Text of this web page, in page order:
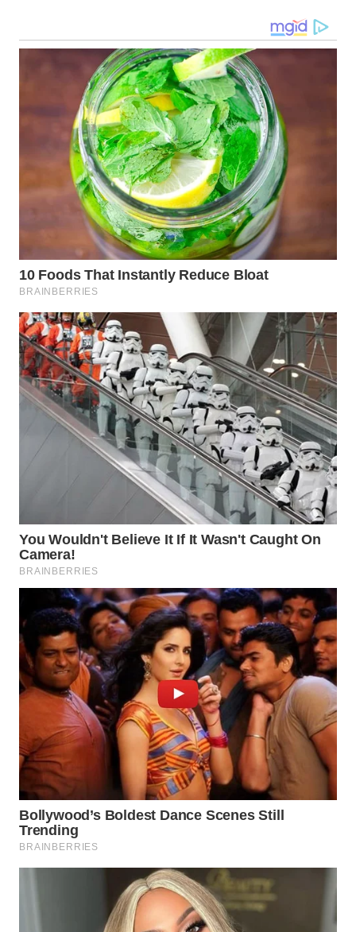
MALUKU
MALUT
WN
WN
LANGKAT
WN
TAPANULI
SELATAN
WN
KARO
WN
SIMALUNGUN
WN
LABUHANBATU
WN
TAPANULI
TENGAH
WN DELI
SERDANG